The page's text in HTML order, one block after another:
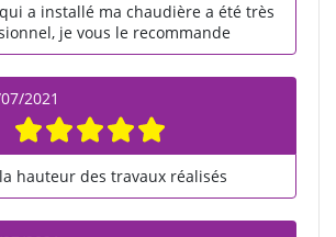
a installé ma chaudière a été très
je vous le recommande
2021
hauteur des travaux réalisés